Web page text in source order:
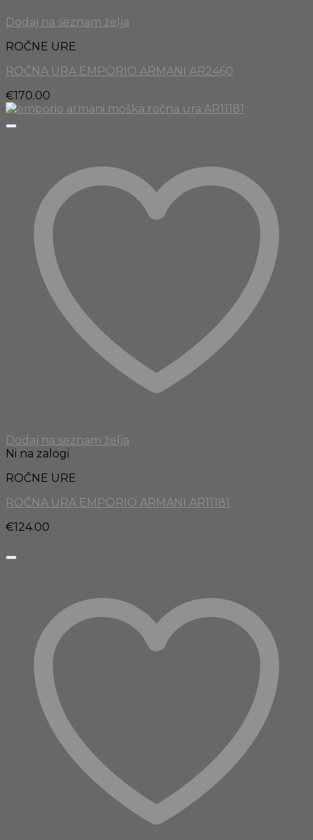
Dodaj na seznam želja
ROČNE URE
ROČNA URA EMPORIO ARMANI AR2460
€170.00
Dodaj na seznam želja
Ni na zalogi
ROČNE URE
ROČNA URA EMPORIO ARMANI AR11181
€124.00